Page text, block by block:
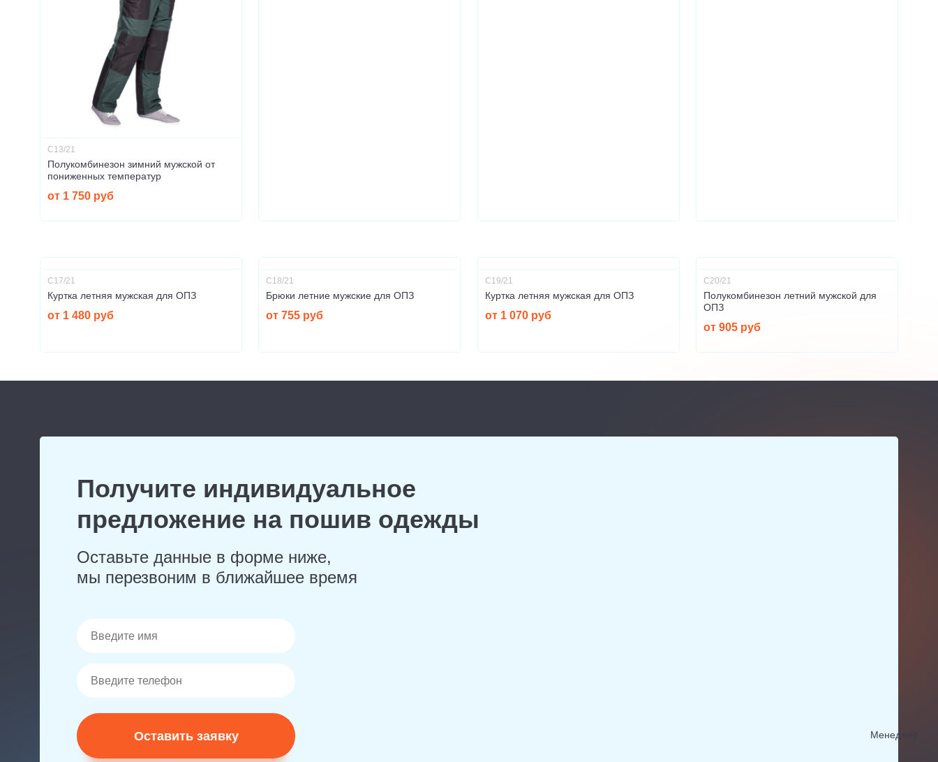
С13/21
Полукомбинезон зимний мужской от
пониженных температур
от 1 750 руб
С17/21
Куртка летняя мужская для ОПЗ
от 1 480 руб
С18/21
Брюки летние мужские для ОПЗ
от 755 руб
С19/21
Куртка летняя мужская для ОПЗ
от 1 070 руб
С20/21
Полукомбинезон летний мужской для
ОПЗ
от 905 руб
Получите индивидуальное
предложение на пошив одежды
Оставьте данные в форме ниже,
мы перезвоним в ближайшее время
Оставить заявку Менеджер